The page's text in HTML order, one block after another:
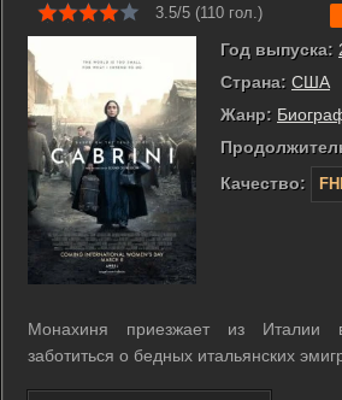
3.5/5 (110 гол.)
Год выпуска:
Страна: США
Жанр:
Качество:
Монахиня приезжает из Италии
заботиться о бедных итальянских